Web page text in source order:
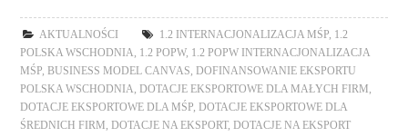
AKTUALNOŚCI 1.2 INTERNACJONALIZACJA MŚP 1.2
POLSKA WSCHODNIA
1.2 POPW, 1.2 POPW INTERNACJONALIZACJA
MŚP
BUSINESS MODEL CANVAS
DOFINANSOWANIE EKSPORTU
POLSKA WSCHODNIA
DOTACJE EKSPORTOWE DLA MAŁYCH FIRM
DOTACJE EKSPORTOWE DLA MŚP
DOTACJE EKSPORTOWE DLA
ŚREDNICH FIRM
DOTACJE NA EKSPORT,
DOTACJE NA EKSPORT